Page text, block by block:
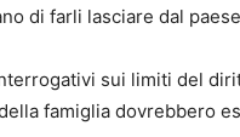
di farli lasciare dal
sui limiti del
famiglia dovrebbero